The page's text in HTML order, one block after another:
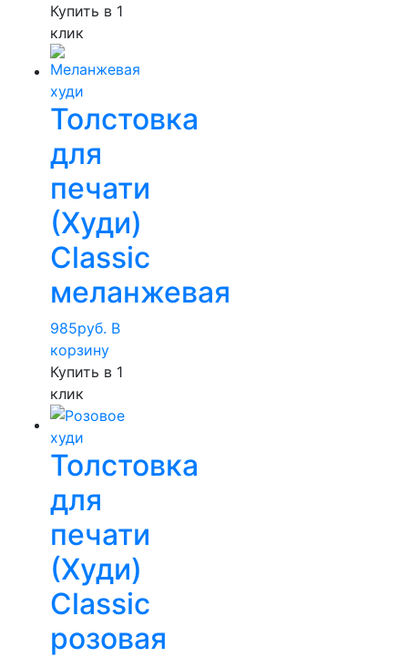
Купить в 1
клик
Толстовка
для
печати
(Худи)
Classic
меланжевая
985руб. В
корзину
Купить в 1
клик
Толстовка
для
печати
(Худи)
Classic
розовая